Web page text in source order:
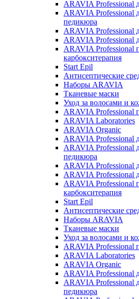
ARAVIA Professional
ARAVIA Professional
педикюра
ARAVIA Professional
ARAVIA Professional
ARAVIA Professional
карбокситерапия
Start Epil
Антисептические
Наборы ARAVIA
Тканевые маски
Уход за волосами и
ARAVIA Professional
ARAVIA Laboratories
ARAVIA Organic
ARAVIA Professional
ARAVIA Professional
педикюра
ARAVIA Professional
ARAVIA Professional
ARAVIA Professional
карбокситерапия
Start Epil
Антисептические
Наборы ARAVIA
Тканевые маски
Уход за волосами и
ARAVIA Professional
ARAVIA Laboratories
ARAVIA Organic
ARAVIA Professional
ARAVIA Professional
педикюра